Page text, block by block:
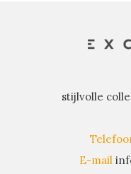
stijlvolle
E-mail